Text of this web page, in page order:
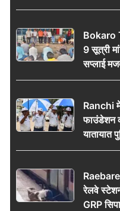
बोले- जांच
Bokaro
9 सूत्री
सप्लाई
हुंकार,
Ranchi
फाउंडेशन
यातायात
को
रेलवे
GRP